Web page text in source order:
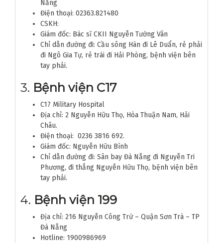
Nẵng
Điện thoại: 02363.821480
CSKH:
Giám đốc: Bác sĩ CKII Nguyễn Tường Vân
Chỉ dẫn đường đi: Cầu sông Hàn đi Lê Duẩn, rẻ phải
đi Ngô Gia Tự, rẻ trái đi Hải Phòng, bệnh viện bên
tay phải.
3. Bệnh viện C17
C17 Military Hospital
Địa chỉ: 2 Nguyễn Hữu Thọ, Hòa Thuận Nam, Hải
Châu.
Điện thoại: 0236 3816 692.
Giám đốc: Nguyễn Hữu Bình
Chỉ dẫn đường đi: Sân bay Đà Nẵng đi Nguyễn Tri
Phương, đi thẳng Nguyễn Hữu Thọ, bệnh viện bên
tay phải.
4. Bệnh viện 199
Địa chỉ: 216 Nguyễn Công Trứ – Quận Sơn Trà – TP
Đà Nẵng
Hotline: 1900986969